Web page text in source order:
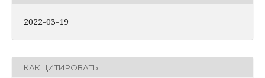
2022-03-19
КАК ЦИТИРОВАТЬ